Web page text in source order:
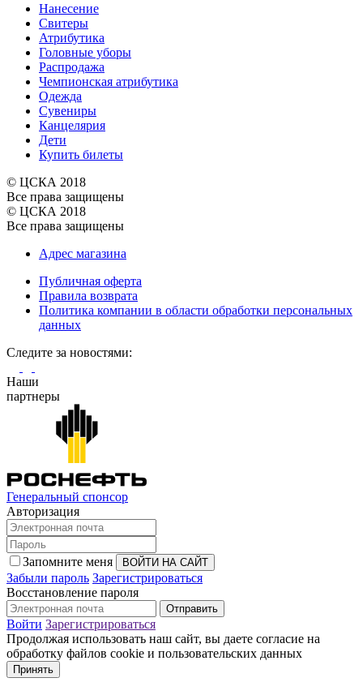
Нанесение
Свитеры
Атрибутика
Головные уборы
Распродажа
Чемпионская атрибутика
Одежда
Сувениры
Канцелярия
Дети
Купить билеты
© ЦСКА 2018
Все права защищены
© ЦСКА 2018
Все права защищены
Адрес магазина
Публичная оферта
Правила возврата
Политика компании в области обработки персональных
данных
Cледите за новостями:
Наши
партнеры
Генеральный спонсор
Авторизация
Запомните меня
Забыли пароль Зарегистрироваться
Восстановление пароля
Войти Зарегистрироваться
Продолжая использовать наш сайт, вы даете согласие на
обработку файлов cookie и пользовательских данных
Принять